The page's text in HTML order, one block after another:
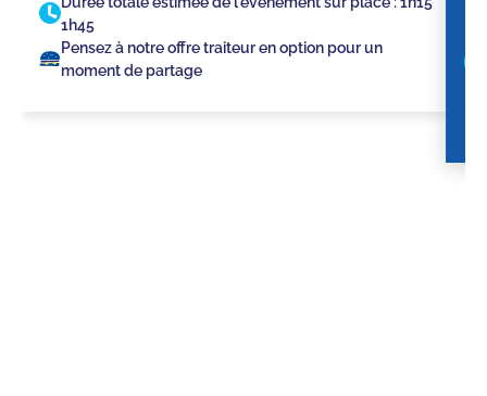
1h45
Pensez à notre offre traiteur en option pour un
moment de partage